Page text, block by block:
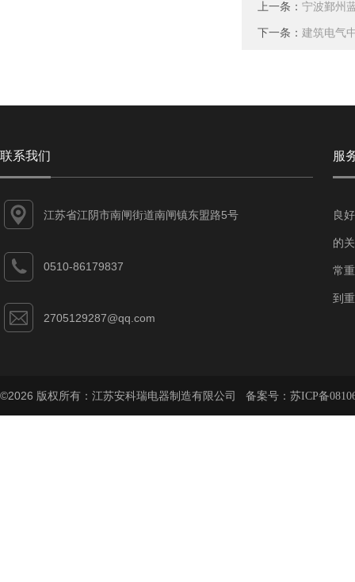
上一条： 宁波鄞州
下一条： 建筑电气
联系我们
江苏省江阴市南闸街道南闸镇东盟路5号
0510-86179837
2705129287@qq.com
服
良
的
常
到
©2026 版权所有：江苏安科瑞电器制造有限公司 备案号： 苏ICP备